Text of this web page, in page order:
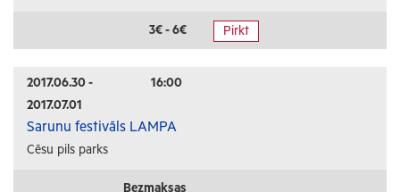
3€ - 6€ Pirkt
2017.06.30 -
2017.07.01
16:00
Sarunu festivāls LAMPA
Cēsu pils parks
Bezmaksas